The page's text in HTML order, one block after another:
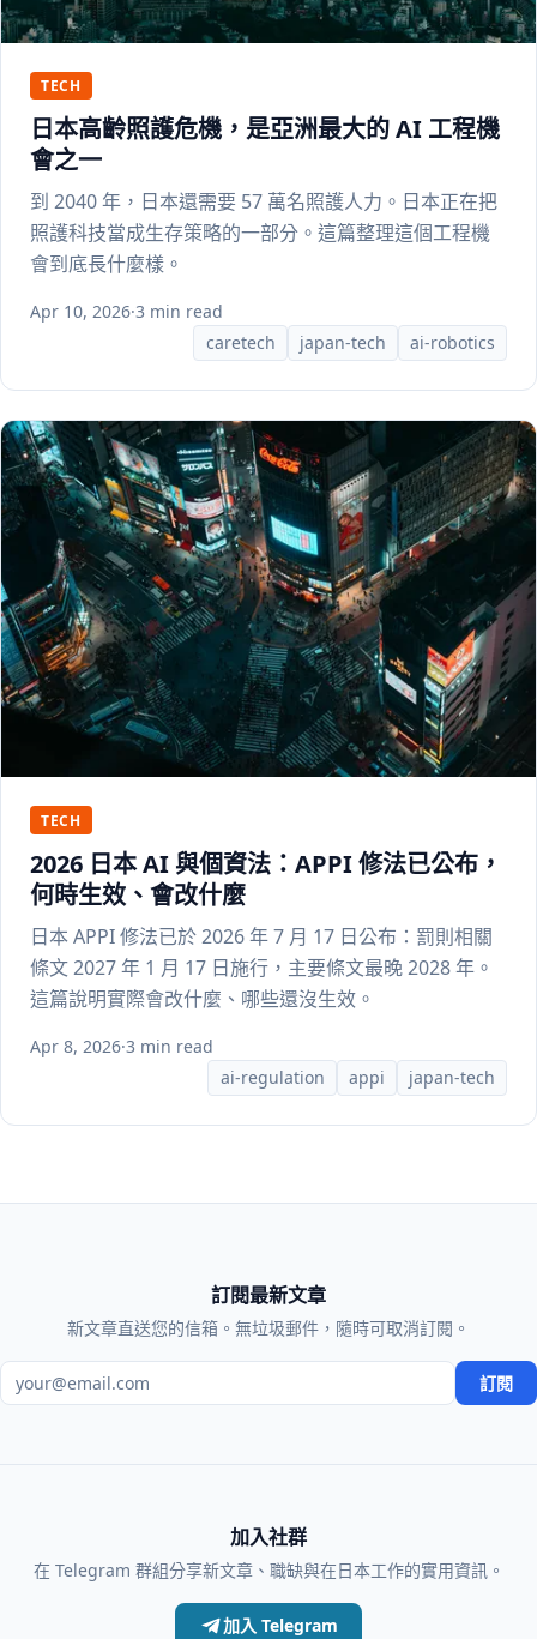
TECH
日本高齡照護危機，是亞洲最大的 AI 工程機
會之一
到 2040 年，日本還需要 57 萬名照護人力。日本正在把
照護科技當成生存策略的一部分。這篇整理這個工程機
會到底長什麼樣。
Apr 10, 2026·3 min read
caretech
japan-tech ai-robotics
TECH
2026 日本 AI 與個資法：APPI 修法已公布，
何時生效、會改什麼
日本 APPI 修法已於 2026 年 7 月 17 日公布：罰則相關
條文 2027 年 1 月 17 日施行，主要條文最晚 2028 年。
這篇說明實際會改什麼、哪些還沒生效。
Apr 8, 2026·3 min read
ai-regulation
appi japan-tech
訂閱最新文章
新文章直送您的信箱。無垃圾郵件，隨時可取消訂閱。
電子郵件地址 訂閱
加入社群
在 Telegram 群組分享新文章、職缺與在日本工作的實用資訊。
加入 Telegram